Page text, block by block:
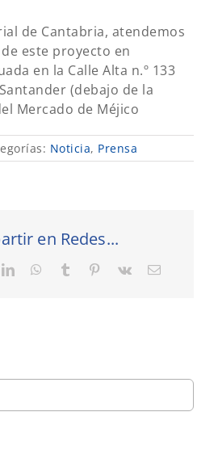
de Cantabria, atendemos
este proyecto en
en la Calle Alta n.º 133
(debajo de la
Mercado de Méjico
Noticia, Prensa
en Redes...
LinkedInWhatsApp
Tumblr Pinterest
Vk
Correo